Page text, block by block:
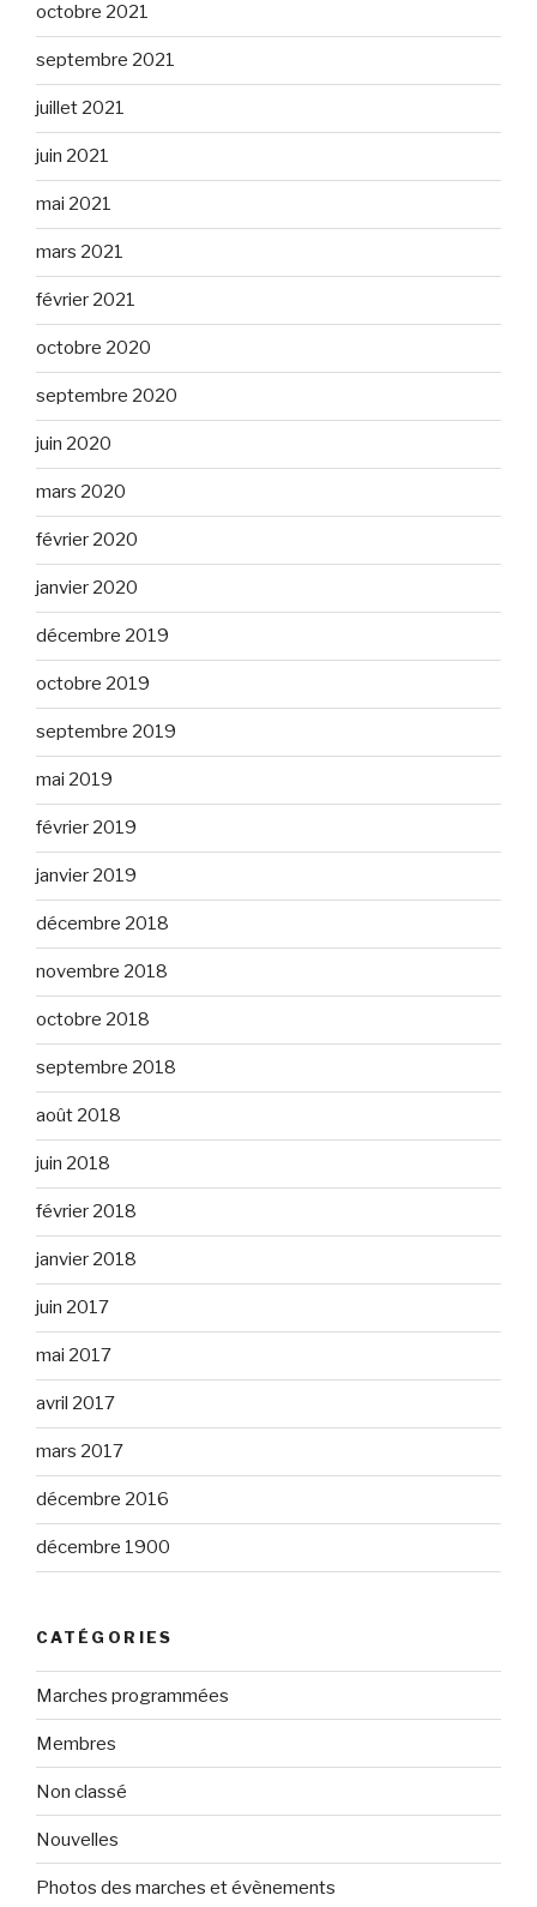
octobre 2021
septembre 2021
juillet 2021
juin 2021
mai 2021
mars 2021
février 2021
octobre 2020
septembre 2020
juin 2020
mars 2020
février 2020
janvier 2020
décembre 2019
octobre 2019
septembre 2019
mai 2019
février 2019
janvier 2019
décembre 2018
novembre 2018
octobre 2018
septembre 2018
août 2018
juin 2018
février 2018
janvier 2018
juin 2017
mai 2017
avril 2017
mars 2017
décembre 2016
décembre 1900
CATÉGORIES
Marches programmées
Membres
Non classé
Nouvelles
Photos des marches et évènements